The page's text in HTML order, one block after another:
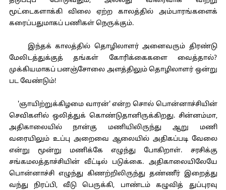
மூட்டைகளாக்கி விலை ஏற்ற காலத்தில் அம்பாரங்களைக்
கரைப்பதுமாகப் பணிகள் நெருக்கும்.
இந்தக் காலத்தில் தொழிலாளர் அனைவரும் திரண்டு
மேலிடத்துக்குத் தங்கள் கோரிக்கைகளை வைத்தால்?
முக்கியமாகப் பனஞ்சோலை அளத்திலும் தொழிலாளர் ஒன்று
பட வேண்டும்!
'ஞாயிற்றுக்கிழமை வாரன்' என்ற சொல் பொன்னாச்சியின்
செவிகளில் ஒலித்துக் கொண்டுதானிருக்கிறது. சின்னம்மா,
அதிகாலையில் நான்கு மணியிலிருந்து ஆறு மணி
வரையிலும் உப்பு அறைவை ஆலையில் அதிகப்படி வேலை
என்று மூன்று மணிக்கே எழுந்து போகிறாள். சரசிக்கு
சங்கமலத்தாச்சியின் வீட்டில் படுக்கை. அதிகாலையிலேயே
பொன்னாச்சி எழுந்து கிணற்றிலிருந்து தண்ணீர் இறைத்து
வந்து நிரப்பி, வீடு பெருக்கி, பாண்டம் கழுவித் துப்புரவு